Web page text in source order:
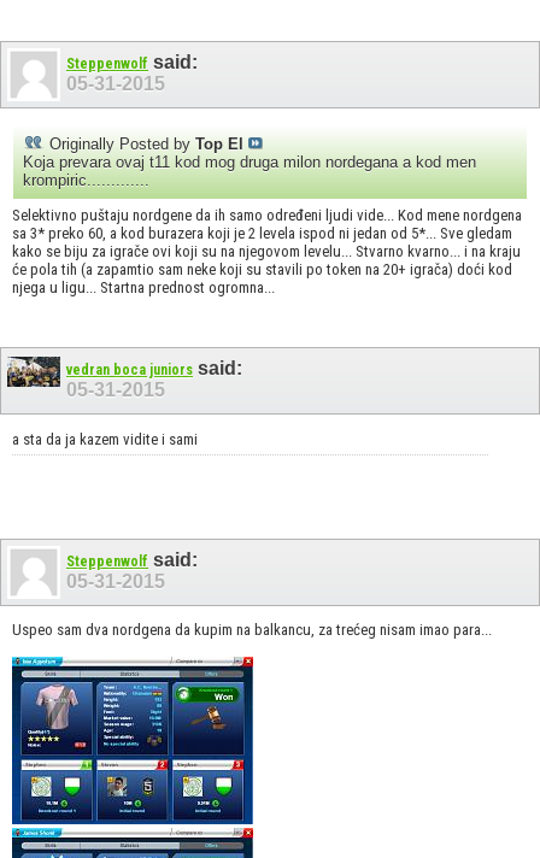
Steppenwolf said:
05-31-2015
Originally Posted by Top El
Koja prevara ovaj t11 kod mog druga milon nordegana a kod men
krompiric.............
Selektivno puštaju nordgene da ih samo određeni ljudi vide... Kod mene nordgena
sa 3* preko 60, a kod burazera koji je 2 levela ispod ni jedan od 5*... Sve gledam
kako se biju za igrače ovi koji su na njegovom levelu... Stvarno kvarno... i na kraju
će pola tih (a zapamtio sam neke koji su stavili po token na 20+ igrača) doći kod
njega u ligu... Startna prednost ogromna...
vedran boca juniors said:
05-31-2015
a sta da ja kazem vidite i sami
Steppenwolf said:
05-31-2015
Uspeo sam dva nordgena da kupim na balkancu, za trećeg nisam imao para...